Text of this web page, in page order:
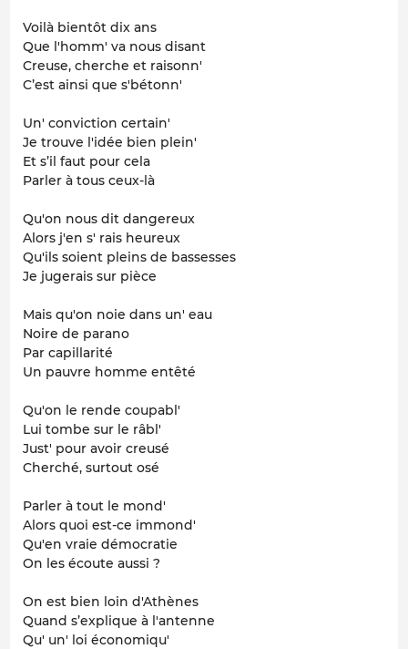
Voilà bientôt dix ans
Que l'homm' va nous disant
Creuse, cherche et raisonn'
C’est ainsi que s'bétonn'
Un' conviction certain'
Je trouve l'idée bien plein'
Et s’il faut pour cela
Parler à tous ceux-là
Qu'on nous dit dangereux
Alors j'en s' rais heureux
Qu'ils soient pleins de bassesses
Je jugerais sur pièce
Mais qu'on noie dans un' eau
Noire de parano
Par capillarité
Un pauvre homme entêté
Qu'on le rende coupabl'
Lui tombe sur le râbl'
Just' pour avoir creusé
Cherché, surtout osé
Parler à tout le mond'
Alors quoi est-ce immond'
Qu'en vraie démocratie
On les écoute aussi ?
On est bien loin d'Athènes
Quand s’explique à l'antenne
Qu' un' loi économiqu'